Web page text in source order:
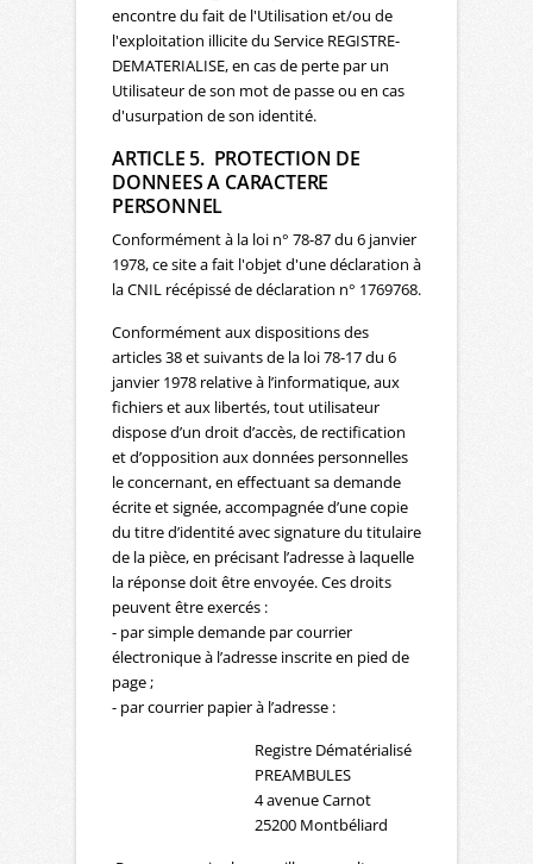
encontre du fait de l'Utilisation et/ou de
l'exploitation illicite du Service REGISTRE-
DEMATERIALISE, en cas de perte par un
Utilisateur de son mot de passe ou en cas
d'usurpation de son identité.
ARTICLE 5. PROTECTION DE
DONNEES A CARACTERE
PERSONNEL
Conformément à la loi n° 78-87 du 6 janvier
1978, ce site a fait l'objet d'une déclaration à
la CNIL récépissé de déclaration n° 1769768.
Conformément aux dispositions des
articles 38 et suivants de la loi 78-17 du 6
janvier 1978 relative à l’informatique, aux
fichiers et aux libertés, tout utilisateur
dispose d’un droit d’accès, de rectification
et d’opposition aux données personnelles
le concernant, en effectuant sa demande
écrite et signée, accompagnée d’une copie
du titre d’identité avec signature du titulaire
de la pièce, en précisant l’adresse à laquelle
la réponse doit être envoyée. Ces droits
peuvent être exercés :
- par simple demande par courrier
électronique à l’adresse inscrite en pied de
page ;
- par courrier papier à l’adresse :
Registre Dématérialisé
PREAMBULES
4 avenue Carnot
25200 Montbéliard